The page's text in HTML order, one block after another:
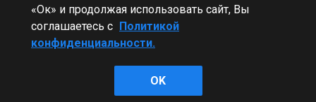
Стиль
«Ок» и продолжая использовать сайт, Вы
соглашаетесь с Политикой
конфиденциальности.
OK